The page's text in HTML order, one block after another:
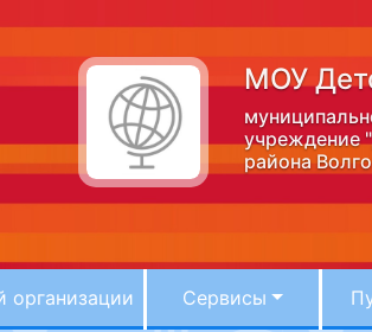
МОУ
учреждение
района
организации Сервисы